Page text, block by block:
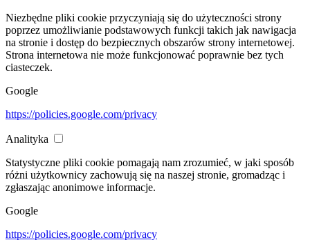
Niezbędne pliki cookie przyczyniają się do użyteczności strony
poprzez umożliwianie podstawowych funkcji takich jak nawigacja
na stronie i dostęp do bezpiecznych obszarów strony internetowej.
Strona internetowa nie może funkcjonować poprawnie bez tych
ciasteczek.
Google
https://policies.google.com/privacy
Analityka
Statystyczne pliki cookie pomagają nam zrozumieć, w jaki sposób
różni użytkownicy zachowują się na naszej stronie, gromadząc i
zgłaszając anonimowe informacje.
Google
https://policies.google.com/privacy